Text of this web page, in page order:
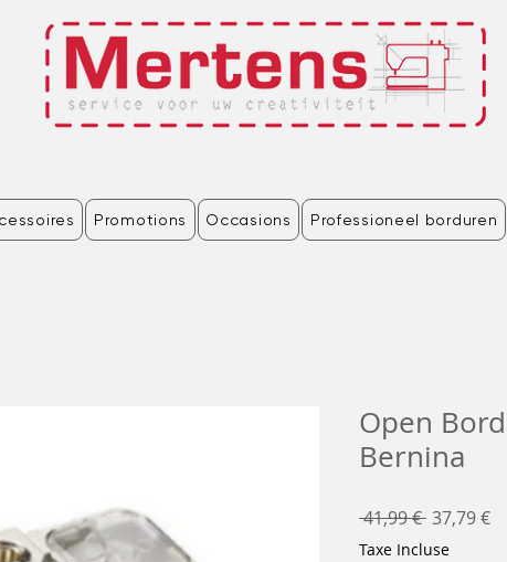
Promotions Occasions Professioneel borduren
Open
Bernina
41,99 € Prix
original
37,79 €
Taxe Incluse